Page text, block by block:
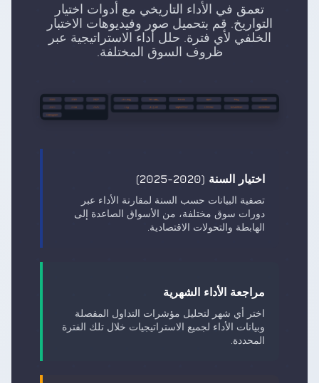
تعمق في الأداء التاريخي مع أدوات اختيار
التواريخ. قم بتحميل صور وفيديوهات الاختبار
الخلفي لأي فترة. حلل أداء الاستراتيجية عبر
ظروف السوق المختلفة.
اختيار السنة (2020-2025)
تصفية البيانات حسب السنة لمقارنة الأداء عبر
دورات سوق مختلفة، من الأسواق الصاعدة إلى
الهابطة والتحولات الاقتصادية.
مراجعة الأداء الشهرية
اختر أي شهر لتحليل مؤشرات التداول المفصلة
وبيانات الأداء لجميع الاستراتيجيات خلال تلك الفترة
المحددة.